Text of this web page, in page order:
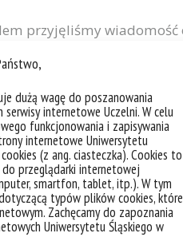
dużą wagę do poszanowania
internetowe Uczelni. W celu
funkcjonowania i zapisywania
internetowe Uniwersytetu
(z ang. ciasteczka). Cookies to
do przeglądarki internetowej
smartfon, tablet, itp.). W tym
typów plików cookies, które
Zachęcamy do zapoznania
Uniwersytetu Śląskiego w
przyjęliśmy
wieloletniego
i Administracji UMCS,
Instytutu Prawa
wynalazczości”, Złotym
Oficerskim Orderu
wiadomości
Goik